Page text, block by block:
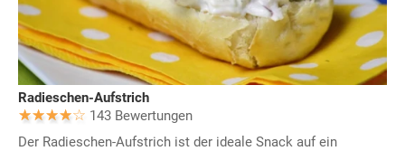
Radieschen-Aufstrich
143 Bewertungen
Der Radieschen-Aufstrich ist der ideale Snack auf ein